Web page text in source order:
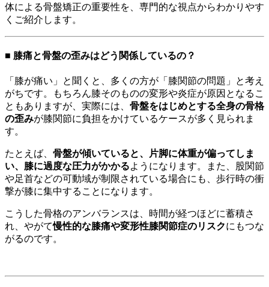
体による骨盤矯正の重要性を、専門的な視点からわかりやす
くご紹介します。
■ 膝痛と骨盤の歪みはどう関係しているの？
「膝が痛い」と聞くと、多くの方が「膝関節の問題」と考え
がちです。もちろん膝そのものの変形や炎症が原因となるこ
ともありますが、実際には、 骨盤をはじめとする全身の骨格
の歪みが膝関節に負担をかけているケースが多く見られま
す。
たとえば、 骨盤が傾いていると、片脚に体重が偏ってしま
い、膝に過度な圧力がかかるようになります。また、股関節
や足首などの可動域が制限されている場合にも、歩行時の衝
撃が膝に集中することになります。
こうした骨格のアンバランスは、時間が経つほどに蓄積さ
れ、やがて慢性的な膝痛や変形性膝関節症のリスクにもつな
がるのです。